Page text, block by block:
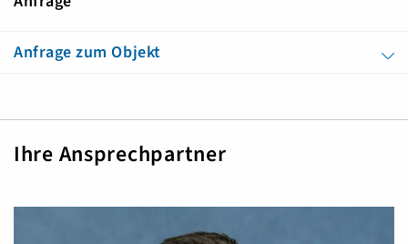
Anfrage zum Objekt
Ihre Ansprechpartner